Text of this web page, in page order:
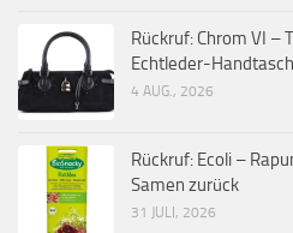
Rückruf: Chrom VI –
Echtleder-
4 AUG., 2026
Rückruf: Ecoli –
Samen zurück
31 JULI, 2026